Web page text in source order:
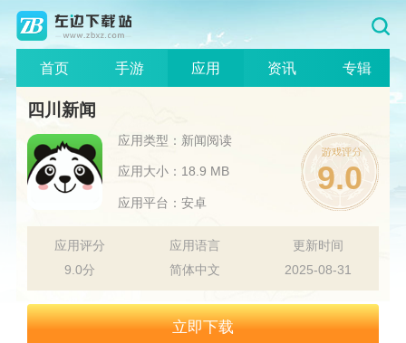
首页 手游 应用 资讯 专辑
四川新闻
应用类型：新闻阅读
应用大小：18.9 MB
应用平台：安卓
9.0
应用评分
9.0分
应用语言
简体中文
更新时间
2025-08-31
立即下载